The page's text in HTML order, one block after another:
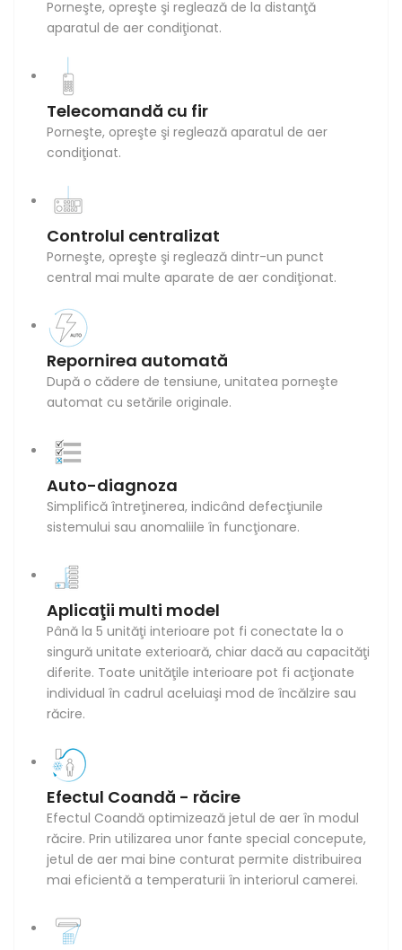
Porneşte, opreşte şi reglează de la distanţă
aparatul de aer condiţionat.
Telecomandă cu fir
Porneşte, opreşte şi reglează aparatul de aer
condiţionat.
Controlul centralizat
Porneşte, opreşte şi reglează dintr-un punct
central mai multe aparate de aer condiţionat.
Repornirea automată
După o cădere de tensiune, unitatea porneşte
automat cu setările originale.
Auto-diagnoza
Simplifică întreţinerea, indicând defecţiunile
sistemului sau anomaliile în funcţionare.
Aplicaţii multi model
Până la 5 unităţi interioare pot fi conectate la o
singură unitate exterioară, chiar dacă au capacităţi
diferite. Toate unităţile interioare pot fi acţionate
individual în cadrul aceluiaşi mod de încălzire sau
răcire.
Efectul Coandă - răcire
Efectul Coandă optimizează jetul de aer în modul
răcire. Prin utilizarea unor fante special concepute,
jetul de aer mai bine conturat permite distribuirea
mai eficientă a temperaturii în interiorul camerei.